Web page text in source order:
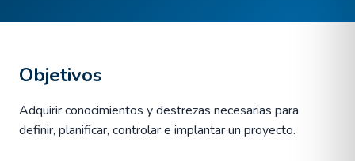
Objetivos
Adquirir conocimientos y destrezas necesarias para
definir, planificar, controlar e implantar un proyecto.